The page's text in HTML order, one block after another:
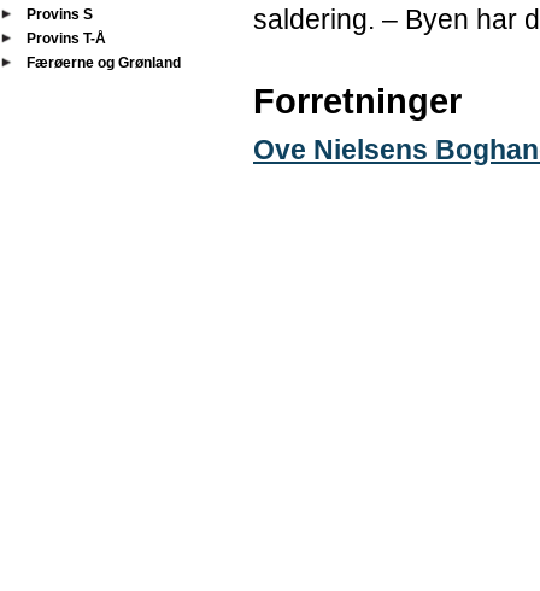
Provins S
Provins T-Å
Færøerne og Grønland
saldering. – Byen har
Forretninger
Ove Nielsens